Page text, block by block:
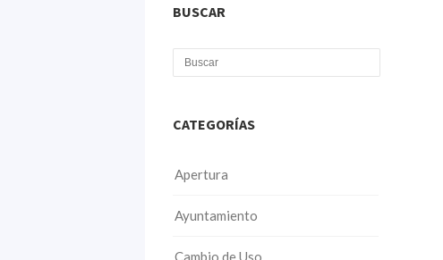
BUSCAR
CATEGORÍAS
Apertura
Ayuntamiento
Cambio de Uso